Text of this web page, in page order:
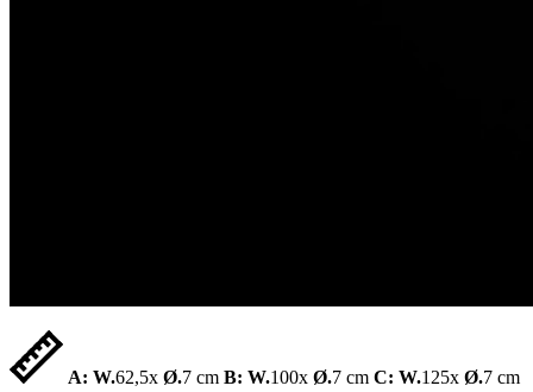
A: W.62,5x Ø.7 cm B: W.100x Ø.7 cm C: W.125x Ø.7 cm